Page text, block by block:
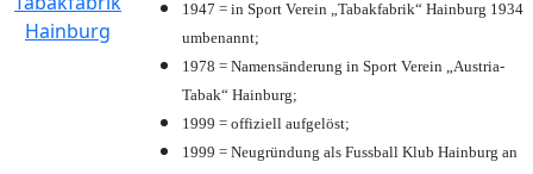
1947 = in Sport Verein „Tabakfabrik“ Hainburg 1934
umbenannt;
1978 = Namensänderung in Sport Verein „Austria-
Tabak“ Hainburg;
1999 = offiziell aufgelöst;
1999 = Neugründung als Fussball Klub Hainburg an